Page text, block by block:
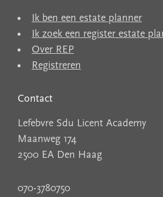
Ik ben een estate planner
Ik zoek een register estate
Over REP
Registreren
Contact
Lefebvre Sdu Licent Academy
Maanweg 174
2500 EA Den Haag
070-3780750